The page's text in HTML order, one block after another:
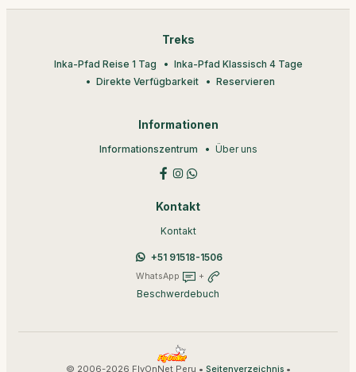
Treks
Inka-Pfad Reise 1 Tag
Inka-Pfad Klassisch 4 Tage
Direkte Verfügbarkeit
Reservieren
Informationen
Informationszentrum Über uns
Kontakt
Kontakt
+51 91518-1506
WhatsApp +
Beschwerdebuch
© 2006-2026 FlyOnNet Peru • Seitenverzeichnis•